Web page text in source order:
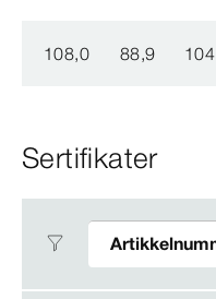
108,0 88,9 104
Sertifikater